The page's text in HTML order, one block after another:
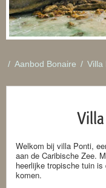
/ Aanbod Bonaire / Villa
Welkom bij villa Ponti,
aan de Caribische Zee.
heerlijke tropische tuin
komen.